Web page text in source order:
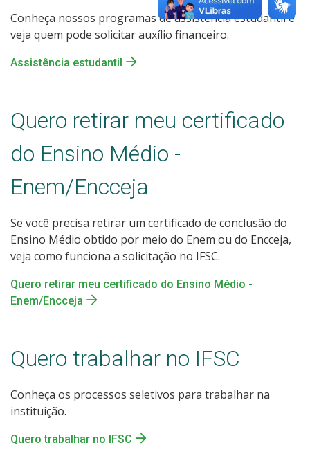
Conheça nossos programas de assistência estudantil e
veja quem pode solicitar auxílio financeiro.
Assistência estudantil
Quero retirar meu certificado
do Ensino Médio -
Enem/Encceja
Se você precisa retirar um certificado de conclusão do
Ensino Médio obtido por meio do Enem ou do Encceja,
veja como funciona a solicitação no IFSC.
Quero retirar meu certificado do Ensino Médio -
Enem/Encceja
Quero trabalhar no IFSC
Conheça os processos seletivos para trabalhar na
instituição.
Quero trabalhar no IFSC